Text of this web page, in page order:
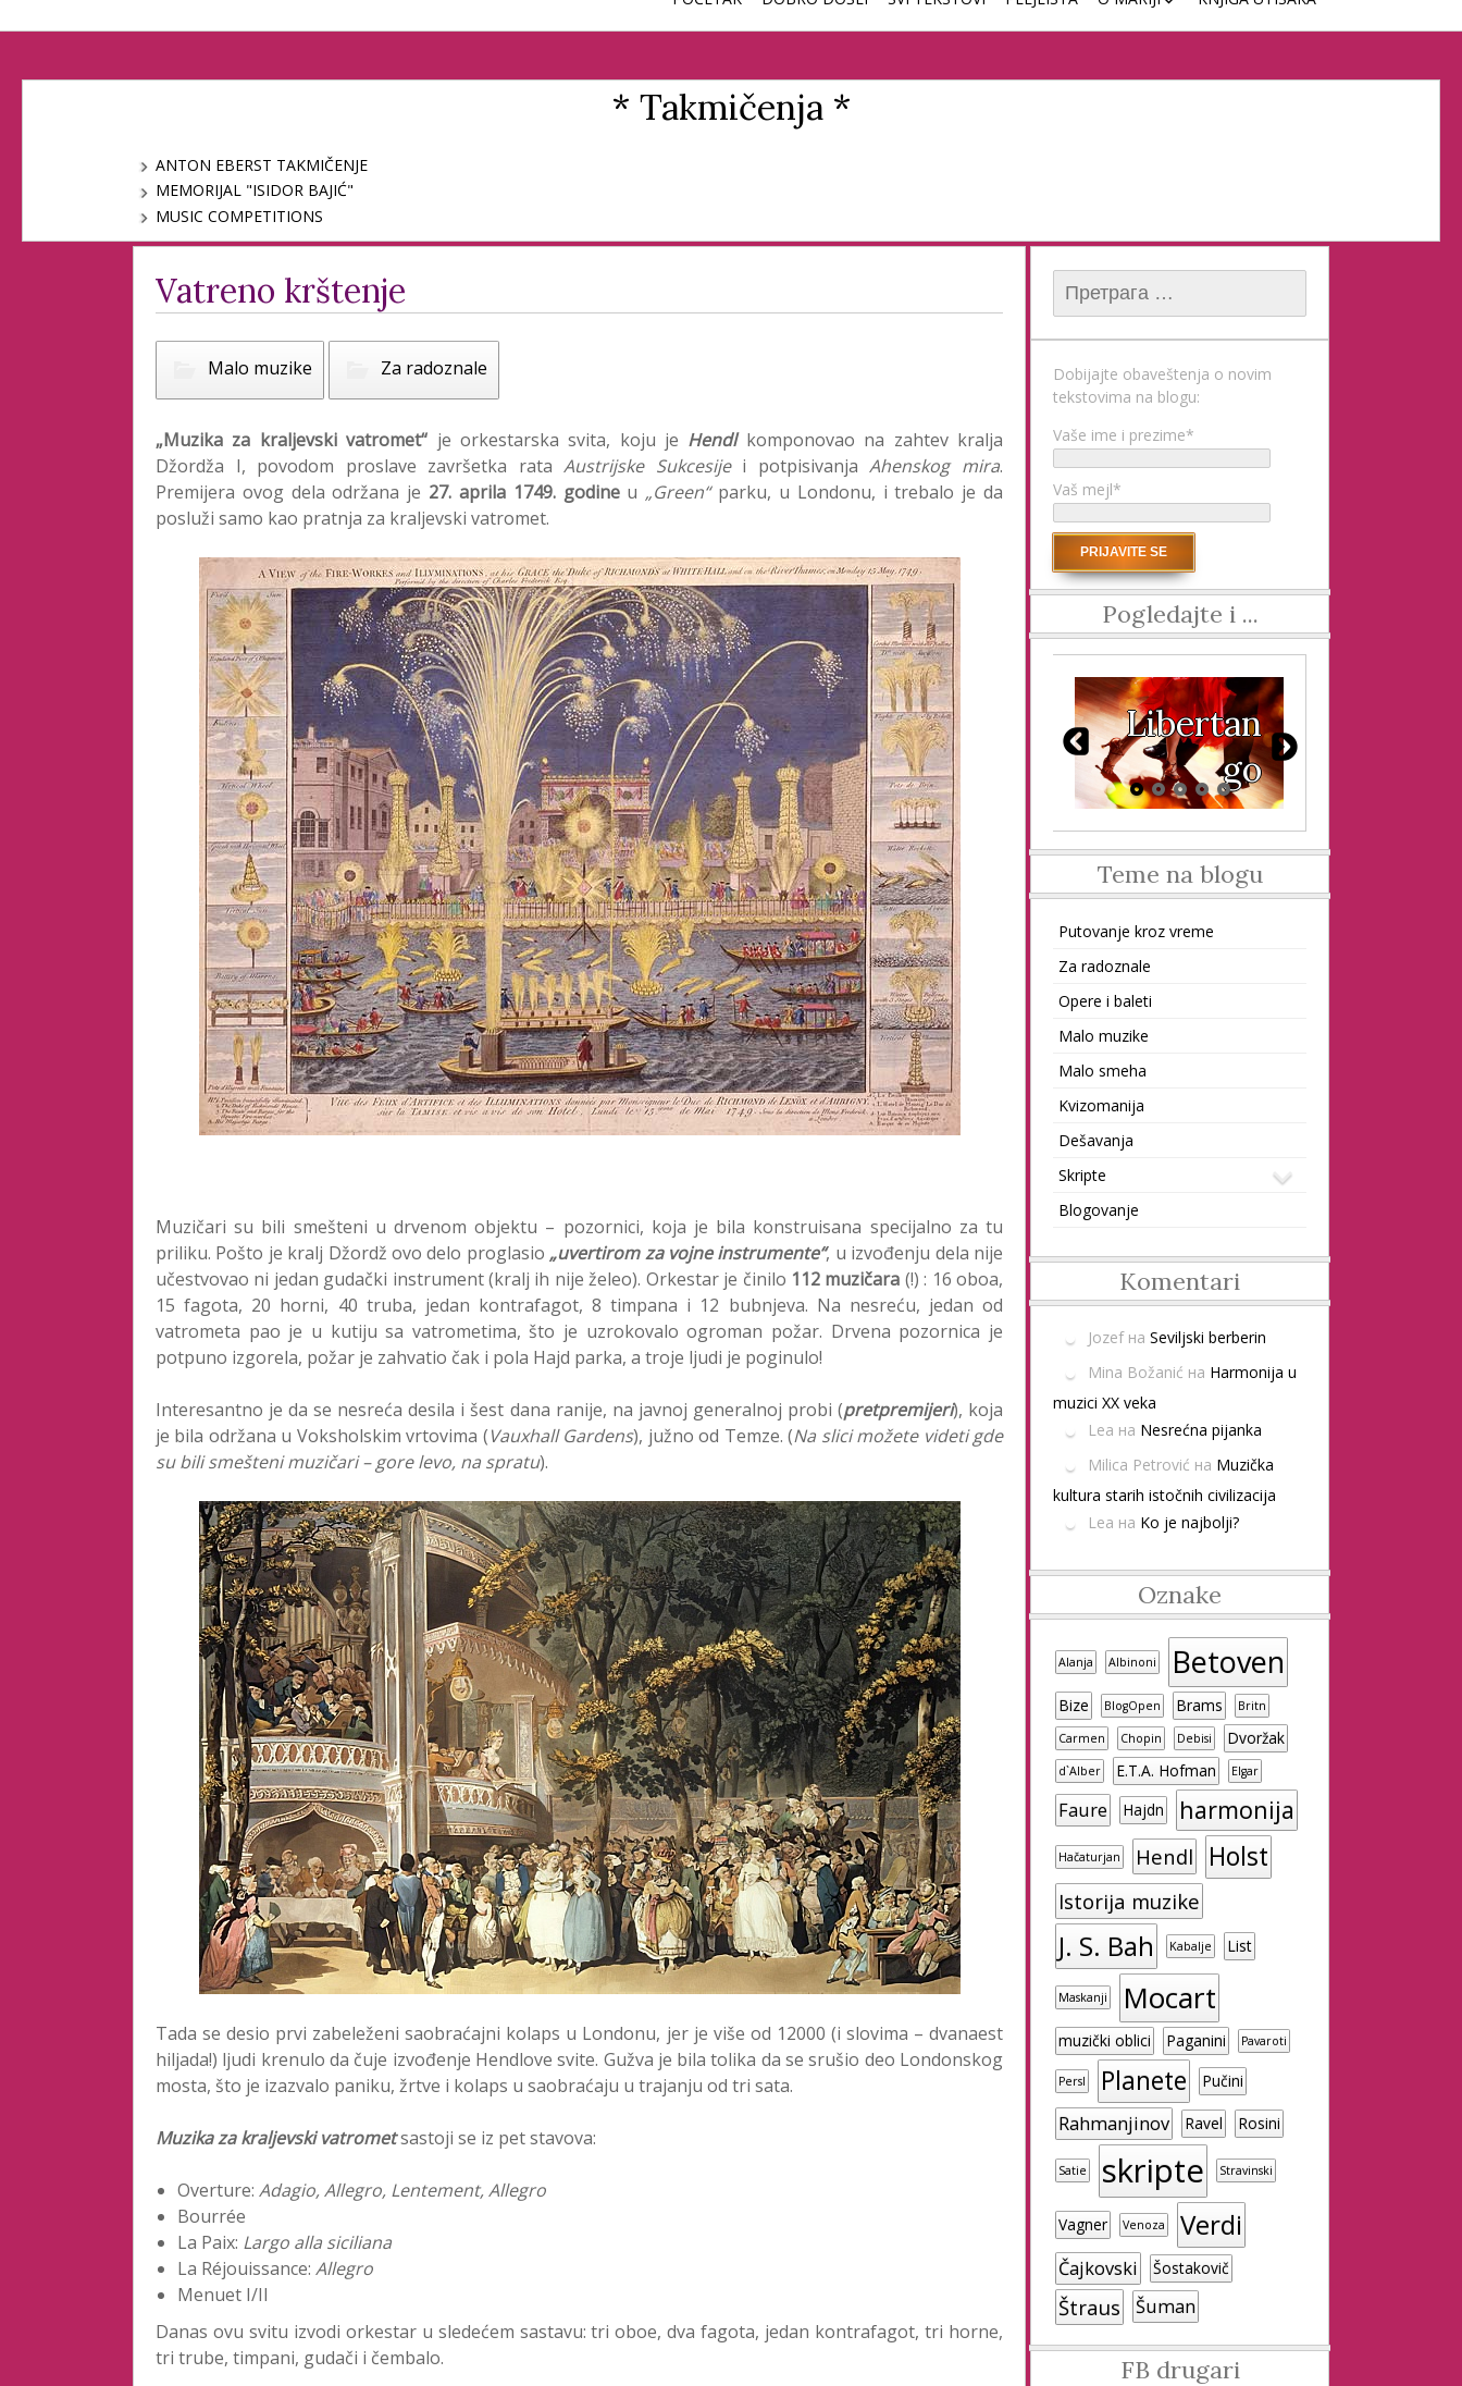
* Takmičenja *
ANTON EBERST TAKMIČENJE
MEMORIJAL "ISIDOR BAJIĆ"
MUSIC COMPETITIONS
Vatreno krštenje
Malo muzike Za radoznale
„Muzika za kraljevski vatromet“ je orkestarska svita, koju je Hendl komponovao na zahtev kralja
Džordža I, povodom proslave završetka rataAustrijske Sukcesijei potpisivanjaAhenskog mira.
Premijera ovog dela održana je 27. aprila 1749. godineu „Green“parku, u Londonu, i trebalo je da
posluži samo kao pratnja za kraljevski vatromet.
Muzičari su bili smešteni u drvenom objektu – pozornici, koja je bila konstruisana specijalno za tu
priliku. Pošto je kralj Džordž ovo delo proglasio „uvertirom za vojne instrumente“, u izvođenju dela nije
učestvovao ni jedan gudački instrument (kralj ih nije želeo). Orkestar je činilo 112 muzičara (!) : 16 oboa,
15 fagota, 20 horni, 40 truba, jedan kontrafagot, 8 timpana i 12 bubnjeva. Na nesreću, jedan od
vatrometa pao je u kutiju sa vatrometima, što je uzrokovalo ogroman požar. Drvena pozornica je
potpuno izgorela, požar je zahvatio čak i pola Hajd parka, a troje ljudi je poginulo!
Interesantno je da se nesreća desila i šest dana ranije, na javnoj generalnoj probi (pretpremijeri), koja
je bila održana u Voksholskim vrtovima (Vauxhall Gardens), južno od Temze. (Na slici možete videti gde
su bili smešteni muzičari – gore levo, na spratu).
Tada se desio prvi zabeleženi saobraćajni kolaps u Londonu, jer je više od 12000 (i slovima – dvanaest
hiljada!) ljudi krenulo da čuje izvođenje Hendlove svite. Gužva je bila tolika da se srušio deo Londonskog
mosta, što je izazvalo paniku, žrtve i kolaps u saobraćaju u trajanju od tri sata.
Muzika za kraljevski vatrometsastoji se iz pet stavova:
Overture: Adagio, Allegro, Lentement, Allegro
Bourrée
La Paix: Largo alla siciliana
La Réjouissance: Allegro
Menuet I/II
Danas ovu svitu izvodi orkestar u sledećem sastavu: tri oboe, dva fagota, jedan kontrafagot, tri horne,
tri trube, timpani, gudači i čembalo.
Dobijajte obaveštenja o novim
tekstovima na blogu:
Vaše ime i prezime*
Vaš mejl*
Pogledajte i ...
Libertan
go
Kako se
zoveš?
Teme na blogu
Putovanje kroz vreme
Za radoznale
Opere i baleti
Malo muzike
Malo smeha
Kvizomanija
Dešavanja
Skripte
Blogovanje
Komentari
Jozefна Seviljski berberin
Mina Božanić на Harmonija u
muzici XX veka
Lea на Nesrećna pijanka
Milica Petrović на Muzička
kultura starih istočnih civilizacija
Lea на Ko je najbolji?
Oznake
Alanja Albinoni Betoven
Bize BlogOpen Brams Britn
Carmen Chopin Debisi Dvoržak
d`Alber E.T.A. Hofman Elgar
Faure Hajdn harmonija
Hačaturjan Hendl Holst
Istorija muzike
J. S. Bah Kabalje List
Maskanji Mocart
muzički oblici Paganini Pavaroti
Persl Planete Pučini
Rahmanjinov Ravel Rosini
Satie skripte Stravinski
Vagner Venoza Verdi
Čajkovski Šostakovič
Štraus Šuman
FB drugari